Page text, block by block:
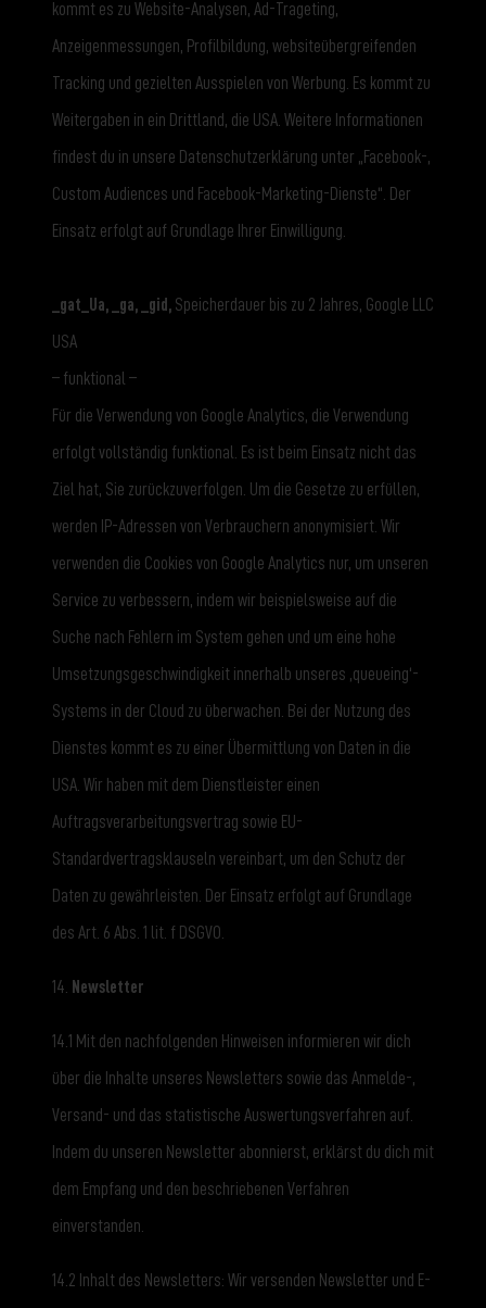
kommt es zu Website-Analysen, Ad-Trageting,
Anzeigenmessungen, Profilbildung, websiteübergreifenden
Tracking und gezielten Ausspielen von Werbung. Es kommt zu
Weitergaben in ein Drittland, die USA. Weitere Informationen
findest du in unsere Datenschutzerklärung unter „Facebook-,
Custom Audiences und Facebook-Marketing-Dienste“. Der
Einsatz erfolgt auf Grundlage Ihrer Einwilligung.
_gat_Ua, _ga, _gid, Speicherdauer bis zu 2 Jahres, Google LLC
USA
– funktional –
Für die Verwendung von Google Analytics, die Verwendung
erfolgt vollständig funktional. Es ist beim Einsatz nicht das
Ziel hat, Sie zurückzuverfolgen. Um die Gesetze zu erfüllen,
werden IP-Adressen von Verbrauchern anonymisiert. Wir
verwenden die Cookies von Google Analytics nur, um unseren
Service zu verbessern, indem wir beispielsweise auf die
Suche nach Fehlern im System gehen und um eine hohe
Umsetzungsgeschwindigkeit innerhalb unseres ‚queueing‘-
Systems in der Cloud zu überwachen. Bei der Nutzung des
Dienstes kommt es zu einer Übermittlung von Daten in die
USA. Wir haben mit dem Dienstleister einen
Auftragsverarbeitungsvertrag sowie EU-
Standardvertragsklauseln vereinbart, um den Schutz der
Daten zu gewährleisten. Der Einsatz erfolgt auf Grundlage
des Art. 6 Abs. 1 lit. f DSGVO.
14. Newsletter
14.1 Mit den nachfolgenden Hinweisen informieren wir dich
über die Inhalte unseres Newsletters sowie das Anmelde-,
Versand- und das statistische Auswertungsverfahren auf.
Indem du unseren Newsletter abonnierst, erklärst du dich mit
dem Empfang und den beschriebenen Verfahren
einverstanden.
14.2 Inhalt des Newsletters: Wir versenden Newsletter und E-